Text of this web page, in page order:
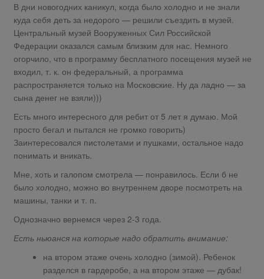
В дни новогодних каникул, когда было холодно и не знали
куда себя деть за недорого — решили съездить в музей.
Центральный музей Вооруженных Сил Российской
Федерации оказался самым близким для нас. Немного
огорчило, что в программу бесплатного посещения музей не
входил, т. к. он федеральный, а программа
распространяется только на Московские. Ну да ладно — за
сына денег не взяли)))
Есть много интересного для ребит от 5 лет я думаю. Мой
просто бегал и пытался не громко говорить)
Заинтересовался пистолетами и пушками, остальное надо
понимать и вникать.
Мне, хоть и галопом смотрела — понравилось. Если б не
было холодно, можно во внутреннем дворе посмотреть на
машины, танки и т. п.
Однозначно вернемся через 2-3 года.
Есть ньюанся на которые надо обратить внимание:
на втором этаже очень холодно (зимой). Ребенок
разделся в гардеробе, а на втором этаже — дубак!